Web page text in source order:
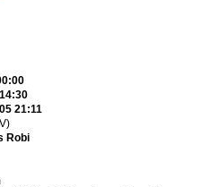
21:11
)
Robi